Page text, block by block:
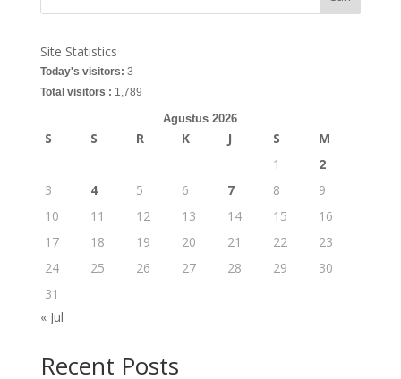
Site Statistics
Today's visitors: 3
Total visitors : 1,789
Agustus 2026
S S R K J S
M
1
2
3
4 5 6 7 8
9
10
11 12 13 14 15
16
17
18 19 20 21 22
23
24
25 26 27 28 29
30
31
« Jul
Recent Posts